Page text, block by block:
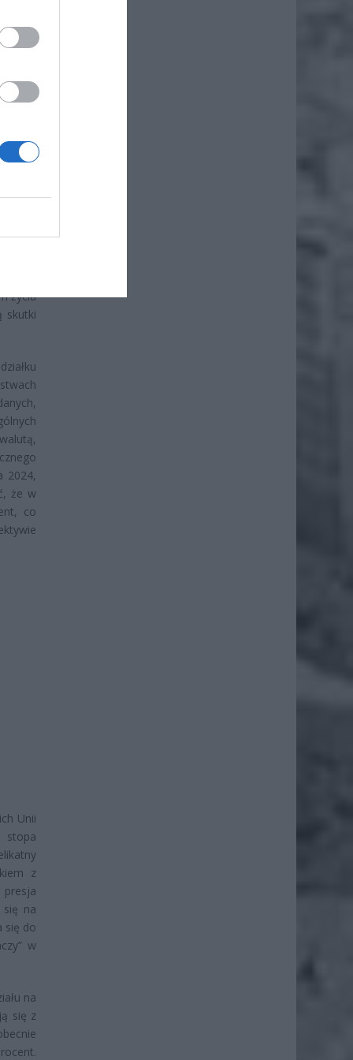
życia
skutki
2024,
że w
co
Unii
stopa
z
na
się do
w
na
się z